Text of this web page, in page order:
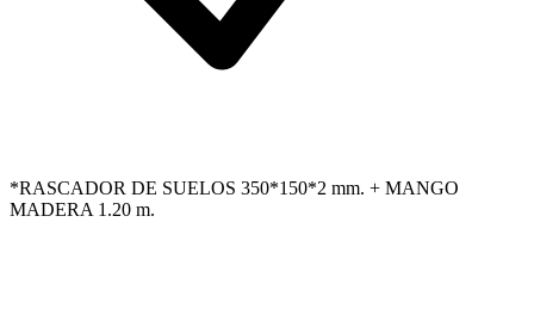
*RASCADOR DE SUELOS 350*150*2 mm. + MANGO
MADERA 1.20 m.